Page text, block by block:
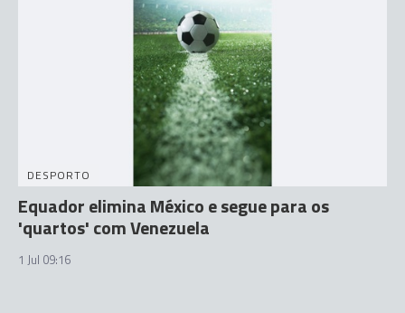
DESPORTO
Equador elimina México e segue para os
'quartos' com Venezuela
1 Jul 09:16